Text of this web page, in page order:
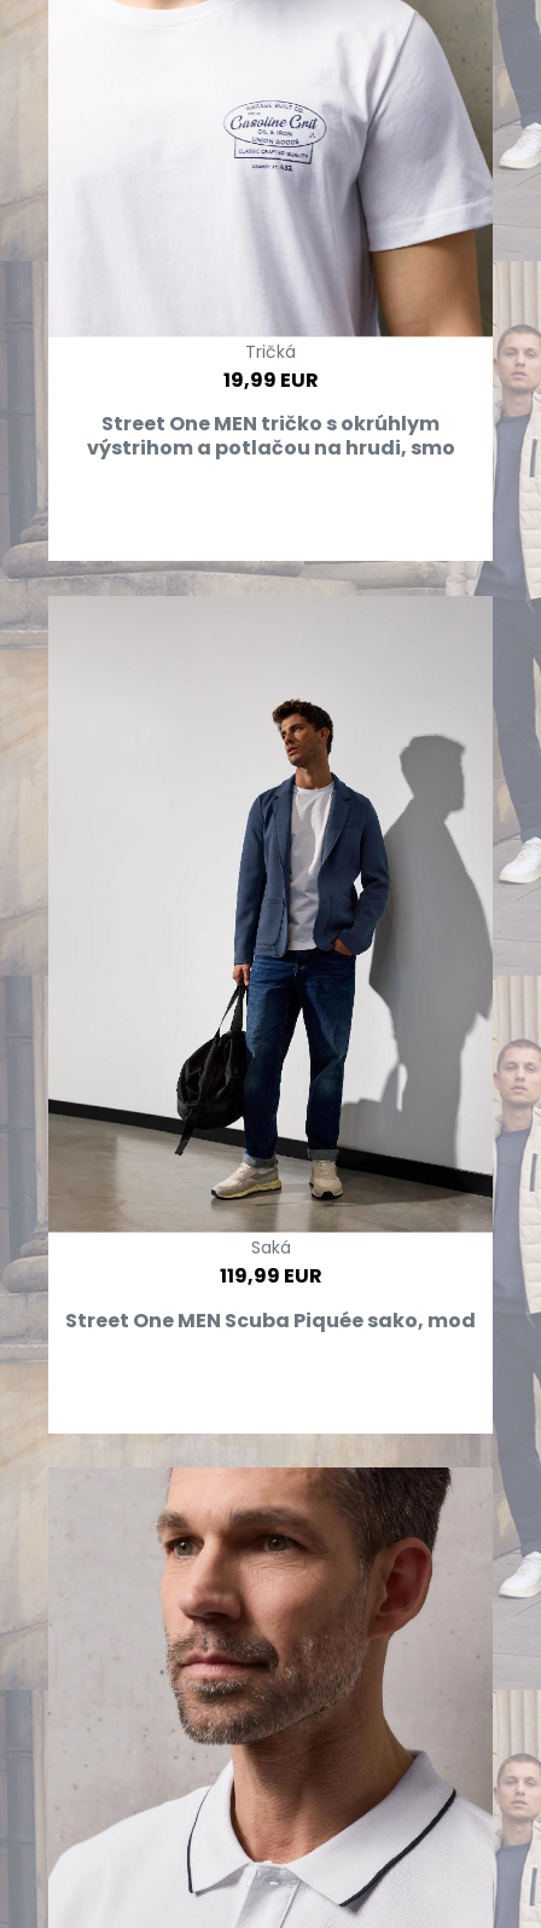
Tričká
19,99 EUR
Street One MEN tričko s okrúhlym
výstrihom a potlačou na hrudi, smo
Saká
119,99 EUR
Street One MEN Scuba Piquée sako, mod